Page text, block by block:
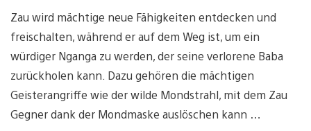
Zau wird mächtige neue Fähigkeiten entdecken und
freischalten, während er auf dem Weg ist, um ein
würdiger Nganga zu werden, der seine verlorene Baba
zurückholen kann. Dazu gehören die mächtigen
Geisterangriffe wie der wilde Mondstrahl, mit dem Zau
Gegner dank der Mondmaske auslöschen kann …